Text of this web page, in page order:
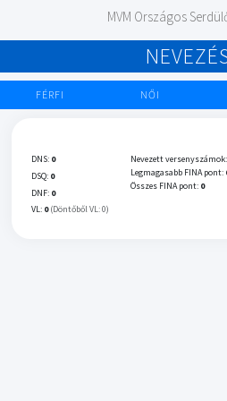
MVM Országos
FÉRFI NŐI
DNS: 0
DSQ: 0
DNF: 0
VL: 0 (Döntőből VL: 0)
Nevezett versenyszámok:
Legmagasabb FINA pont:
Összes FINA pont: 0